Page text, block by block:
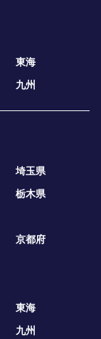
東海
九州
埼玉県
栃木県
京都府
東海
九州